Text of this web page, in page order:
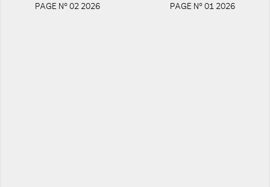
PAGE N° 02 2026 PAGE N° 01 2026